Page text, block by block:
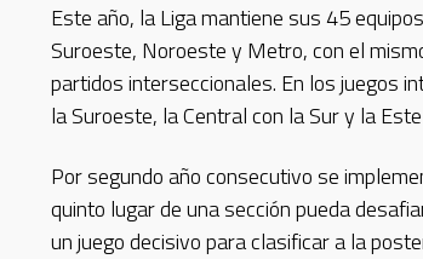
Este año, la Liga mantiene sus 45
Suroeste, Noroeste y Metro, con el
partidos interseccionales. En los juegos
la Suroeste, la Central con la Sur y la
Por segundo año consecutivo se
quinto lugar de una sección pueda
un juego decisivo para clasificar a la